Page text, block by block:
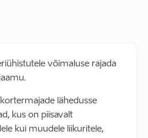
võimaluse rajada
lähedusse
kus on piisavalt
kui muudele liikuritele,